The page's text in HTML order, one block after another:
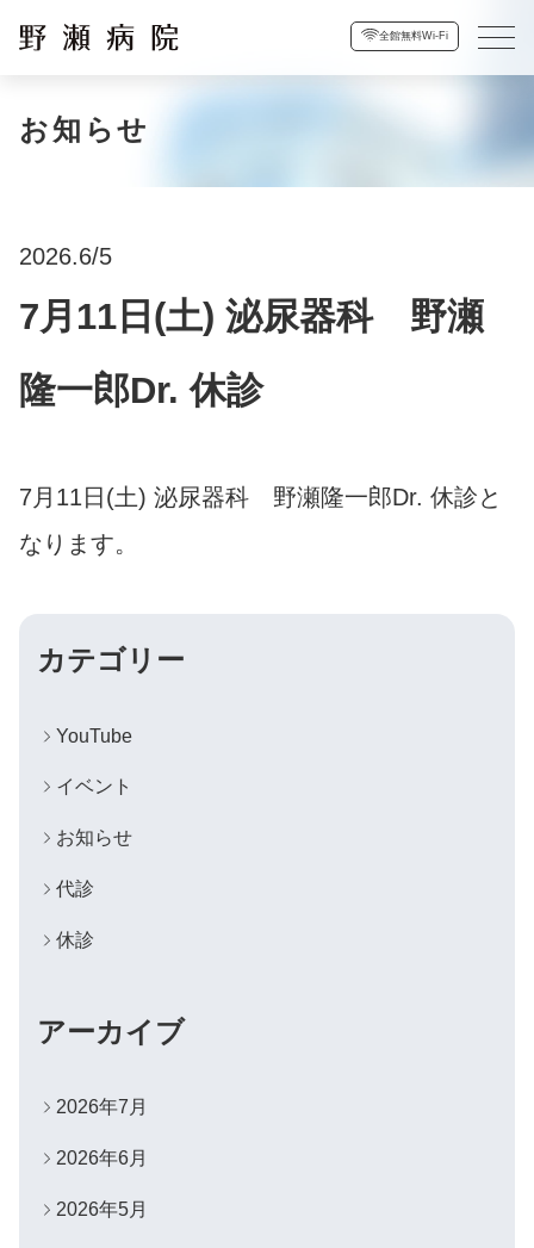
お知らせ
2026.6/5
7月11日(土) 泌尿器科 野瀬
隆一郎Dr. 休診
7月11日(土) 泌尿器科 野瀬隆一郎Dr. 休診と
なります。
カテゴリー
YouTube
イベント
お知らせ
代診
休診
アーカイブ
2026年7月
2026年6月
2026年5月
全館無料Wi-Fi